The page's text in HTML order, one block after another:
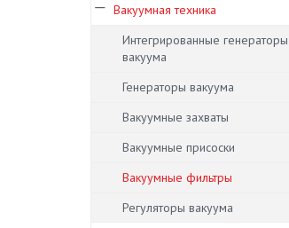
Вакуумная техника
Интегрированные генераторы
вакуума
Генераторы вакуума
Вакуумные захваты
Вакуумные присоски
Вакуумные фильтры
Регуляторы вакуума